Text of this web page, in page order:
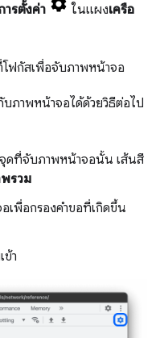
ารตั้งค่า ในแผงเครือ
ฟกัสเพื่อจับภาพหน้าจอ
ภาพหน้าจอได้ด้วยวิธีต่อไป
จุดที่จับภาพหน้าจอนั้น เส้นสี
รวม
เพื่อกรองคำขอที่เกิดขึ้น
า